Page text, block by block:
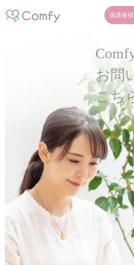
保護者
お問
こち